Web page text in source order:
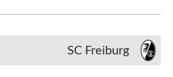
SC Freiburg